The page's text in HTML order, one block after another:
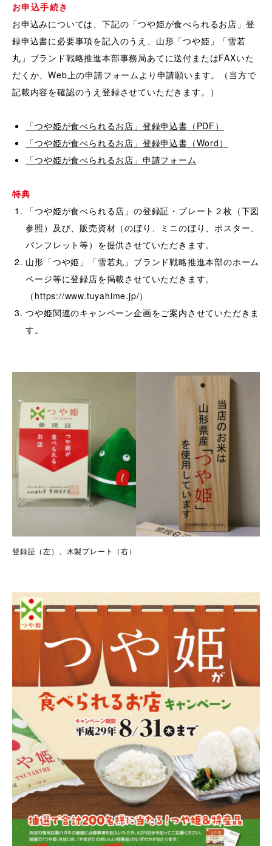
お申込手続き
お申込みについては、下記の「つや姫が食べられるお店」登
録申込書に必要事項を記入のうえ、山形「つや姫」「雪若
丸」ブランド戦略推進本部事務局あてに送付またはFAXいた
だくか、Web上の申請フォームより申請願います。（当方で
記載内容を確認のうえ登録させていただきます。）
「つや姫が食べられるお店」登録申込書（PDF）
「つや姫が食べられるお店」登録申込書（Word）
「つや姫が食べられるお店」申請フォーム
特典
「つや姫が食べられる店」の登録証・プレート２枚（下図
参照）及び、販売資材（のぼり、ミニのぼり、ポスター、
パンフレット等）を提供させていただきます。
山形「つや姫」「雪若丸」ブランド戦略推進本部のホーム
ページ等に登録店を掲載させていただきます。
（https://www.tuyahime.jp/）
つや姫関連のキャンペーン企画をご案内させていただきま
す。
登録証（左）、木製プレート（右）